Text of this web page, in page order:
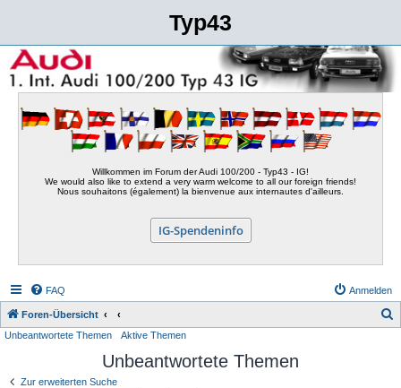
Typ43
Willkommen im Forum der Audi 100/200 - Typ43 - IG!
We would also like to extend a very warm welcome to all our foreign friends!
Nous souhaitons (également) la bienvenue aux internautes d'ailleurs.
IG-Spendeninfo
FAQ Anmelden
Foren-Übersicht
Unbeantwortete Themen Aktive Themen
Unbeantwortete Themen
Zur erweiterten Suche